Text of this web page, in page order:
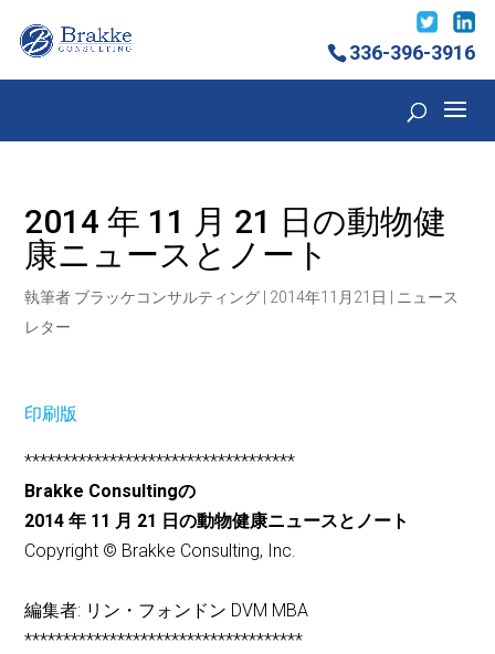
336-396-3916
2014 年 11 月 21 日の動物健
康ニュースとノート
執筆者 ブラッケコンサルティング 2014年11月21日
ニュース
レター
印刷版
***********************************
Brakke Consultingの
2014 年 11 月 21 日の動物健康ニュースとノート
Copyright © Brakke Consulting, Inc.
編集者: リン・フォンドン DVM MBA
************************************